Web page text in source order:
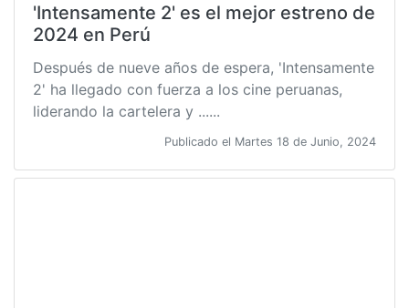
'Intensamente 2' es el mejor estreno de
2024 en Perú
Después de nueve años de espera, 'Intensamente
2' ha llegado con fuerza a los cine peruanas,
liderando la cartelera y ......
Publicado el Martes 18 de Junio, 2024